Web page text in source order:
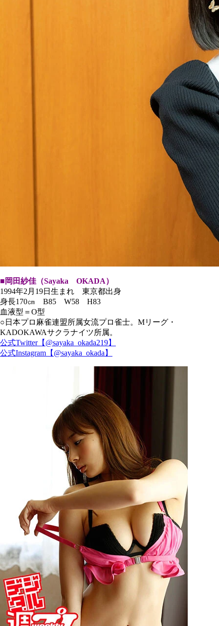
■岡田紗佳（Sayaka OKADA）
1994年2月19日生まれ 東京都出身
身長170㎝ B85 W58 H83
血液型＝O型
○日本プロ麻雀連盟所属女流プロ雀士。Mリーグ・
KADOKAWAサクラナイツ所属。
公式Twitter【@sayaka_okada219】
公式Instagram【@sayaka_okada】